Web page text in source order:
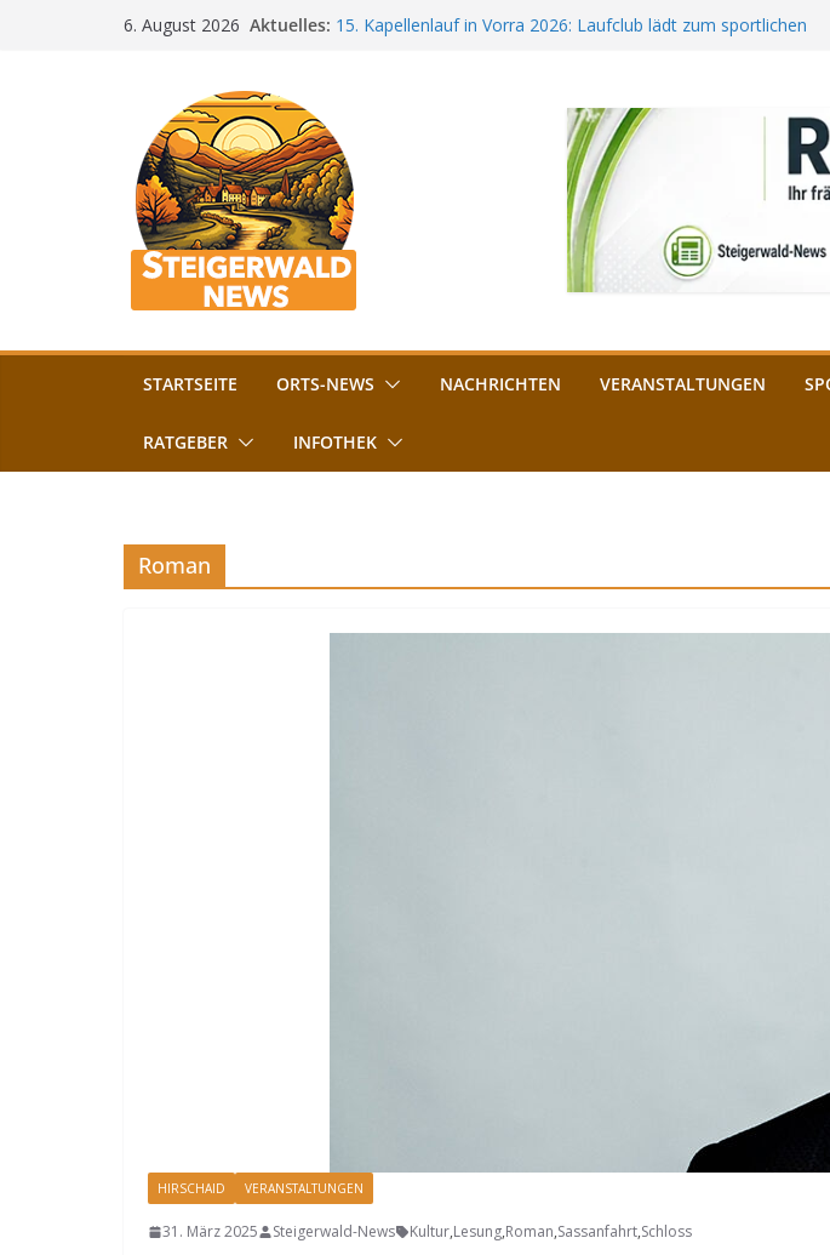
6. August 2026 Aktuelles: 15. Kapellenlauf in Vorra 2026: Laufclub lädt zum sportlichen
„Bamberger Böhnla“: Kaffee aus Bamberg unterstützt die
Lebenshilfe
Aschbacher Kerwa startet bald: Das ist heuer geboten
Vollsperrung am Friedhof in Schlüsselfeld: Kreuzung ab 3.
August gesperrt
STARTSEITE ORTS-NEWS NACHRICHTEN VERANSTALTUNGEN
RATGEBER INFOTHEK
Roman
HIRSCHAID VERANSTALTUNGEN
31. März 2025 Steigerwald-News Kultur,Lesung,Roman,Sassanfahrt,Schloss